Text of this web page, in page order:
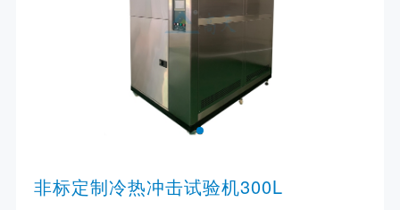
非标定制冷热冲击试验机300L